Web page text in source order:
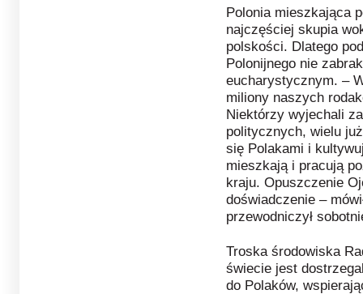
Polonia mieszkająca
najczęściej skupia
polskości. Dlatego
Polonijnego nie
eucharystycznym. –
miliony naszych
Niektórzy wyjechali
politycznych, wielu
się Polakami i
mieszkają i pracują
kraju. Opuszczenie
doświadczenie –
przewodniczył
Troska środowiska
świecie jest
do Polaków,